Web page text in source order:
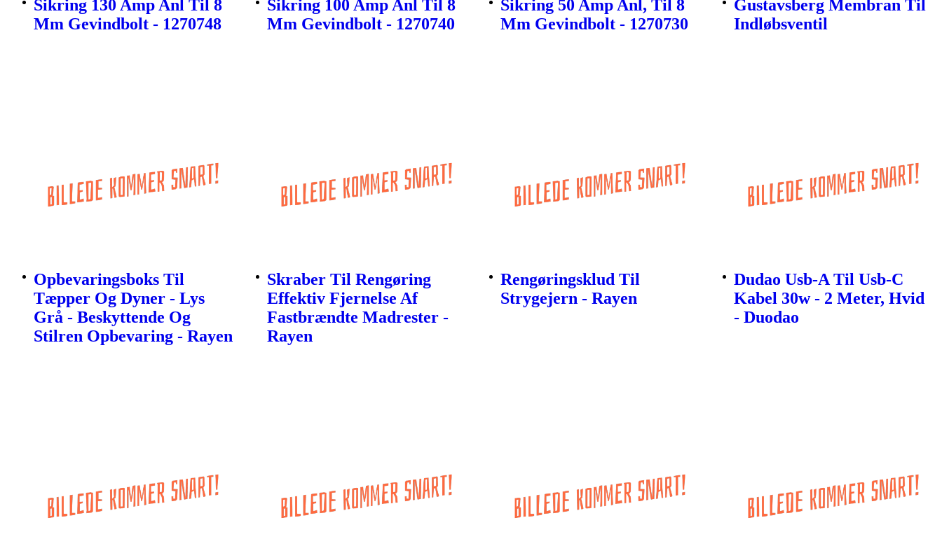
Sikring 130 Amp Anl Til 8
Mm Gevindbolt - 1270748
Sikring 100 Amp Anl Til 8
Mm Gevindbolt - 1270740
Sikring 50 Amp Anl, Til 8
Mm Gevindbolt - 1270730
Gustavsberg Membran Til
Indløbsventil
Opbevaringsboks Til
Tæpper Og Dyner - Lys
Grå - Beskyttende Og
Stilren Opbevaring - Rayen
Skraber Til Rengøring
Effektiv Fjernelse Af
Fastbrændte Madrester -
Rayen
Rengøringsklud Til
Strygejern - Rayen
Dudao Usb-A Til Usb-C
Kabel 30w - 2 Meter, Hvid
- Duodao